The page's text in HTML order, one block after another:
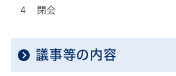
4 閉会
議事等の内容